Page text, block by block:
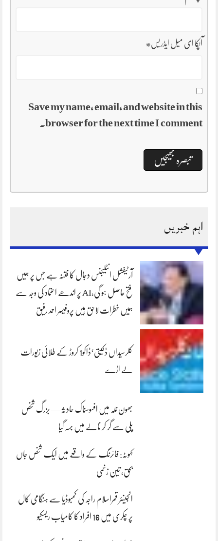
آپکا ای میل ایڈریس*
Save my name, email, and website in this
browser for the next time I comment.
اہم خبریں
آرٹیفشل انٹلیجنس دجال کا فتنہ ہے جس پر ہمیں
فتح حاصل ہو گی،AI پر اندھے اعتماد کی وجہ سے
ہمیں خطرات لاحق ہیں پروفیسر احمد رفیق
کلرسیداں ڈکیتی‘ڈاکو1 کروڑ کے طلائی زیورات
لے اڑے
بھون نلہ میں افسوسناک حادثہ — بزرگ شخص
پلی سے گر کر نالے میں بہہ گیا
کہوٹہ: فائرنگ کے واقعے میں ایک شخص جاں
بحق، تین زخمی
انجینئر قمراسلام راجہ کی کمبوڈیا سے ہنگامی کال
پر چکری میں 16 افراد کا کامیاب ریسکیو